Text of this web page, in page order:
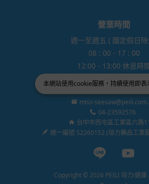
本網站使用cookie服務，持續使用即表
營業時間
週一至週五 ( 國定假日
08 : 00 - 17 : 00
12:00 - 13:00 休息時
miss-
04-23592576
台中市西屯區工業區六路
統一編號 52260152 (培力藥品工業
Line page
Copyright © 2026 PEILI 培力i健康